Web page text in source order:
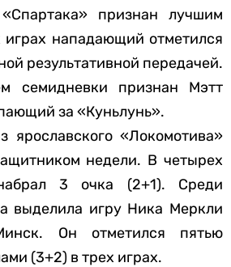
признан лучшим
играх нападающий отметился
результативной передачей.
семидневки признан Мэтт
за «Куньлунь».
ярославского «Локомотива»
недели. В четырех
3 очка (2+1). Среди
выделила игру Ника Меркли
Он отметился пятью
(3+2) в трех играх.